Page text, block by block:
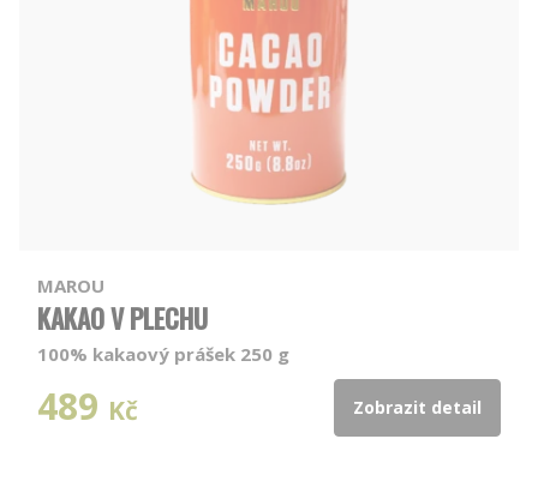
MAROU
KAKAO V PLECHU
100% kakaový prášek 250 g
489 Kč Zobrazit detail